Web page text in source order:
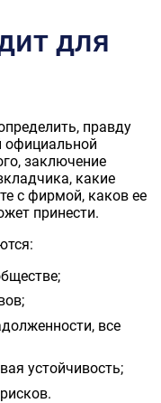
для
правду
официальной
заключение
какие
с фирмой, каков ее
принести.
все
устойчивость;